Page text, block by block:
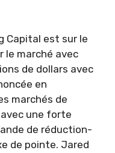
Capital est sur le
le marché avec
de dollars avec
en
marchés de
une forte
de réduction-
de pointe. Jared